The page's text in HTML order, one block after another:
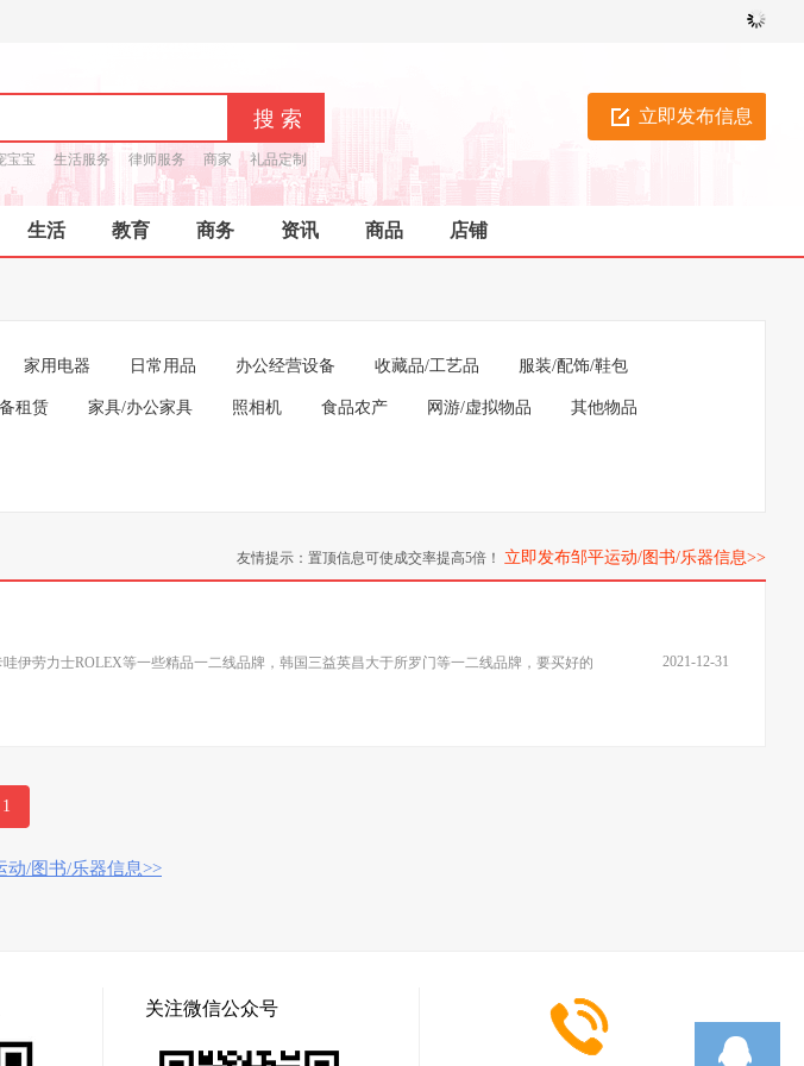
立即发布信息
宝宝 生活服务 律师服务 商家 礼品定制
生活 教育 商务 资讯 商品 店铺
家用电器 日常用品 办公经营设备 收藏品/工艺品 服装/配饰/鞋包
租赁 家具/办公家具 照相机 食品农产 网游/虚拟物品 其他物品
友情提示：置顶信息可使成交率提高5倍！ 立即发布邹平运动/图书/乐器信息>>
2021-12-31
劳力士ROLEX等一些精品一二线品牌，韩国三益英昌大于所罗门等一二线品牌，要买好的
1
动/图书/乐器信息>>
关注微信公众号